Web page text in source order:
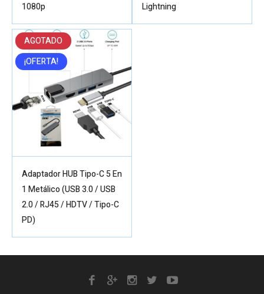
1080p
Lightning
AGOTADO
¡OFERTA!
Adaptador HUB Tipo-C 5 En
1 Metálico (USB 3.0 / USB
2.0 / RJ45 / HDTV / Tipo-C
PD)